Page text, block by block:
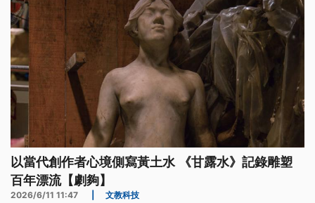
以當代創作者心境側寫黃土水 《甘露水》記錄雕塑
百年漂流【劇夠】
2026/6/11 11:47 文教科技